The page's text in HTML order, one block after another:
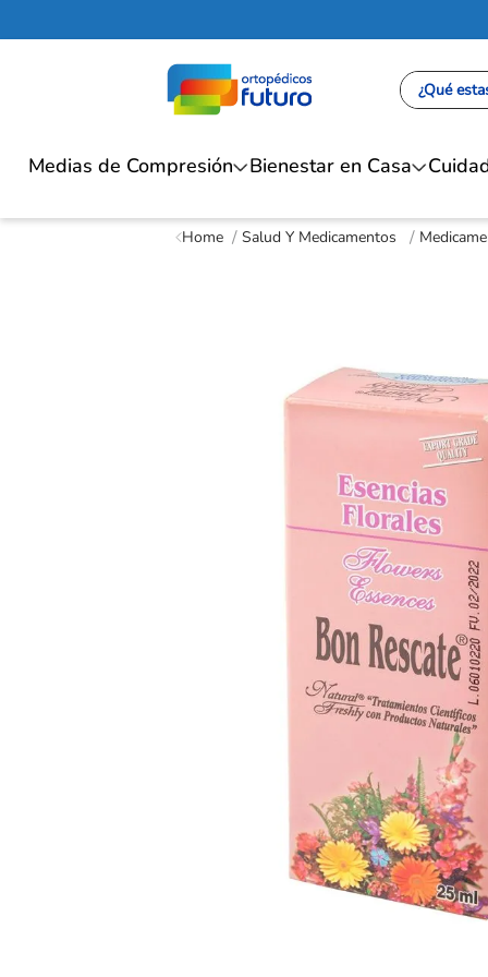
¿Qué
Medias de Compresión Bienestar en Casa
Salud Y Medicamentos